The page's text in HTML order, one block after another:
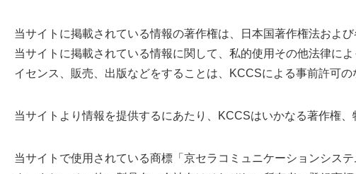
当サイトに掲載されている情報の著作権は、日本国著作権法およ
当サイトに掲載されている情報に関して、私的使用その他法律に
イセンス、販売、出版などをすることは、KCCSによる事前許可
当サイトより情報を提供するにあたり、KCCSはいかなる著作権
当サイトで使用されている商標「京セラコミュニケーションシス